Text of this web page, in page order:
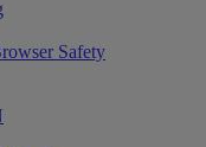
Safety